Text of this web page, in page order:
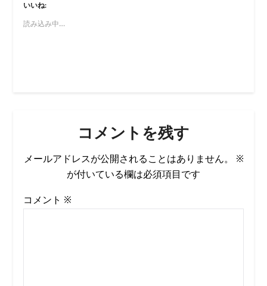
いいね:
読み込み中…
コメントを残す
メールアドレスが公開されることはありません。
※
が付いている欄は必須項目です
コメント ※